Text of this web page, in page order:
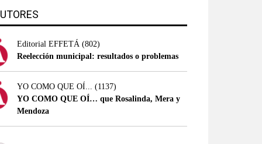
Editorial EFFETÁ (802)
Reelección municipal: resultados o problemas
YO COMO QUE OÍ... (1137)
YO COMO QUE OÍ… que Rosalinda, Mera y
Mendoza